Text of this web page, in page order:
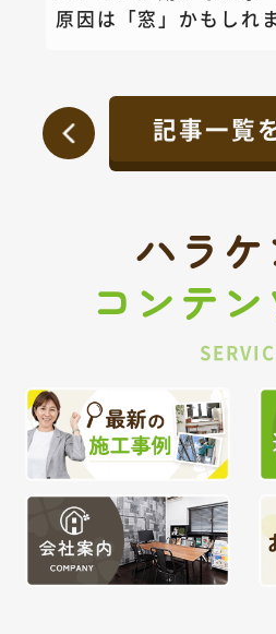
原因は「窓」かもしれ
記事一覧
ハラ
コンテン